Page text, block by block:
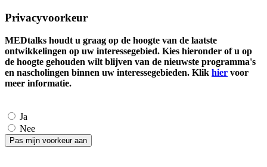
Privacyvoorkeur
MEDtalks houdt u graag op de hoogte van de laatste
ontwikkelingen op uw interessegebied. Kies hieronder of u op
de hoogte gehouden wilt blijven van de nieuwste programma's
en nascholingen binnen uw interessegebieden. Klik hier voor
meer informatie.
Ja
Nee